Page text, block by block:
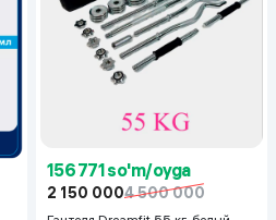
156 771 so'm/oyga
2 150 0004 500 000